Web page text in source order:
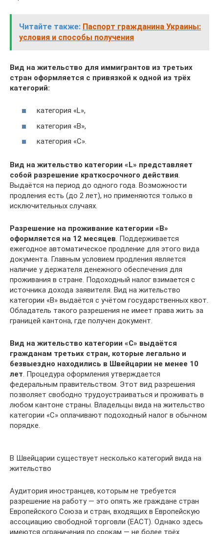
Читайте также: Паспорт гражданина Украины:
условия и способы получения
Вид на жительство для иммигрантов из третьих
стран оформляется с привязкой к одной из трёх
категорий:
категория «L»,
категория «B»,
категория «C».
Вид на жительство категории «L» представляет
собой разрешение краткосрочного действия.
Выдаётся на период до одного года. Возможности
продления есть (до 2 лет), но применяются только в
исключительных случаях.
Разрешение на проживание категории «B»
оформляется на 12 месяцев. Поддерживается
ежегодное автоматическое продление для этого вида
документа. Главным условием продления является
наличие у держателя денежного обеспечения для
проживания в стране. Подоходный налог взимается с
источника дохода заявителя. Вид на жительство
категории «B» выдаётся с учётом государственных квот.
Обладатель такого разрешения не имеет права жить за
границей кантона, где получен документ.
Вид на жительство категории «C» выдаётся
гражданам третьих стран, которые легально и
безвыездно находились в Швейцарии не менее 10
лет. Процедура оформления утверждается
федеральным правительством. Этот вид разрешения
позволяет свободно трудоустраиваться и проживать в
любом кантоне страны. Владельцы вида на жительство
категории «C» оплачивают подоходный налог в обычном
порядке.
В Швейцарии существует несколько категорий вида на
жительство
Аудитория иностранцев, которым не требуется
разрешение на работу — это опять же граждане стран
Европейского Союза и стран, входящих в Европейскую
ассоциацию свободной торговли (ЕАСТ). Однако здесь
имеются ограничения по срокам — не более трёх